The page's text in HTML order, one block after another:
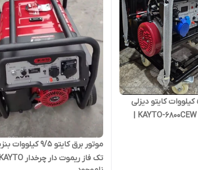
موتور برق 5/5 کیلووات کایتو دیزلی
موتور برق کایتو 9/5